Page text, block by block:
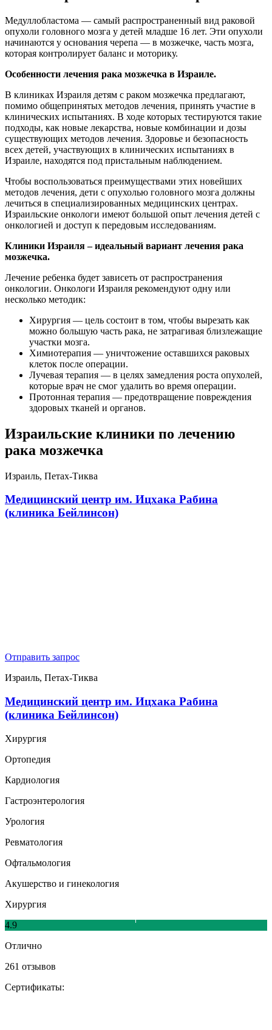
Медуллобластома — самый распространенный вид раковой
опухоли головного мозга у детей младше 16 лет. Эти опухоли
начинаются у основания черепа — в мозжечке, часть мозга,
которая контролирует баланс и моторику.
Особенности лечения рака мозжечка в Израиле.
В клиниках Израиля детям с раком мозжечка предлагают,
помимо общепринятых методов лечения, принять участие в
клинических испытаниях. В ходе которых тестируются такие
подходы, как новые лекарства, новые комбинации и дозы
существующих методов лечения. Здоровье и безопасность
всех детей, участвующих в клинических испытаниях в
Израиле, находятся под пристальным наблюдением.
Чтобы воспользоваться преимуществами этих новейших
методов лечения, дети с опухолью головного мозга должны
лечиться в специализированных медицинских центрах.
Израильские онкологи имеют большой опыт лечения детей с
онкологией и доступ к передовым исследованиям.
Клиники Израиля – идеальный вариант лечения рака
мозжечка.
Лечение ребенка будет зависеть от распространения
онкологии. Онкологи Израиля рекомендуют одну или
несколько методик:
Хирургия — цель состоит в том, чтобы вырезать как
можно большую часть рака, не затрагивая близлежащие
участки мозга.
Химиотерапия — уничтожение оставшихся раковых
клеток после операции.
Лучевая терапия — в целях замедления роста опухолей,
которые врач не смог удалить во время операции.
Протонная терапия — предотвращение повреждения
здоровых тканей и органов.
Израильские клиники по лечению
рака мозжечка
Израиль, Петах-Тиква
Медицинский центр им. Ицхака Рабина
(клиника Бейлинсон)
Отправить запрос
Израиль, Петах-Тиква
Медицинский центр им. Ицхака Рабина
(клиника Бейлинсон)
Хирургия
Ортопедия
Кардиология
Гастроэнтерология
Урология
Ревматология
Офтальмология
Акушерство и гинекология
Хирургия
4.9
Отлично
261 отзывов
Сертификаты: